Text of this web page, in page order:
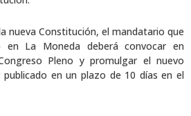
nueva Constitución, el mandatario que
La Moneda deberá convocar en
Pleno y promulgar el nuevo
en un plazo de 10 días en el